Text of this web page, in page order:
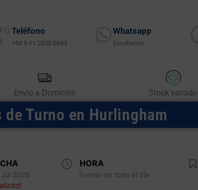
Teléfono
+54 9 11 2838 0654
Whatsapp
Escríbenos
Envío a Domicilio Stock variado
de Turno en Hurlingham
2025
HORA
Evento de todo el día